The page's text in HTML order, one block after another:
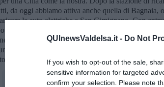
QUInewsValdelsa.it - Do Not
If you wish to opt-out of the sale,
sensitive information for targeted
confirm your selection. Please note
da oggi abbiamo attiva anche quella di Bagnaia,
le auto elettriche a San Gimignano. Con
fino a 44 kW e un punto di ricarica 'fast' a
per favorire la transizione energetica anche nel
per il quale la Giunta ha già individuato i punti
un Avviso pubblico ricevendo manifestazioni di